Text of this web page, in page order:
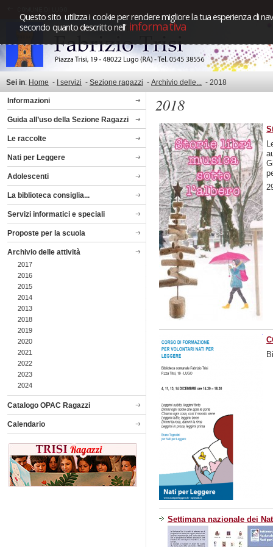
Questo sito utilizza i cookie per rendere migliore la tua esperienza di
secondo quanto descritto nell'informativa
Sei in: Home - I servizi - Sezione ragazzi - Archivio delle... - 2018
Informazioni
Guida all’uso della Sezione Ragazzi
Le raccolte
Nati per Leggere
Adolescenti
La biblioteca consiglia...
Servizi informatici e speciali
Proposte per la scuola
Archivio delle attività
2017
2016
2015
2014
2013
2018
2019
2020
2021
2022
2023
2024
Catalogo OPAC Ragazzi
Calendario
2018
Settimana nazionale dei